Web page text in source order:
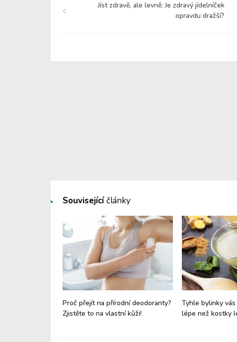
Jíst zdravě, ale levně: Je zdravý jídelníček
opravdu dražší?
Souvisejícíčlánky
Proč přejít na přírodní deodoranty?
Zjistěte to na vlastní kůži!
Tyhle bylinky
lépe než kostky